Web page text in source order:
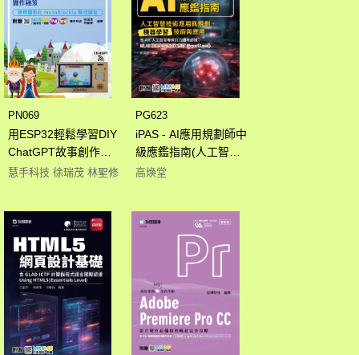
學習一點通：學科．
影音．評量．加值
PN069
用ESP32輕鬆學習DIY
ChatGPT故事創作播
放機實作秘笈 - 使用圖
動學習一點通：評
量‧加值
慧手科技 徐瑞茂 林聖修
PG623
iPAS - AI應用規劃師中
級應鑑指南(人工智慧
技術應用與規劃、機
機器學習應用工程師
(Expert Level) - 最新
版- 附贈MOSME
高煥堂